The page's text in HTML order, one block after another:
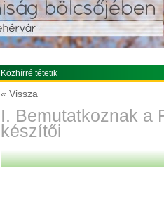
Közhírré tétetik
« Vissza
I. Bemutatkoznak a
készítői